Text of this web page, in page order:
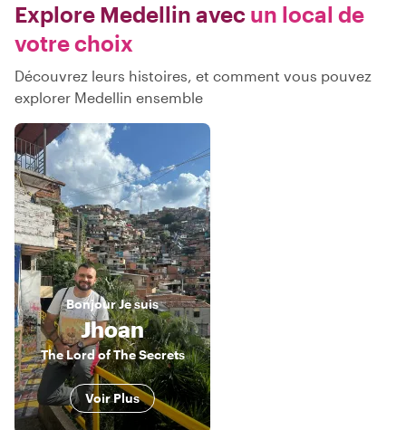
Explore Medellin avec un local de
votre choix
Découvrez leurs histoires, et comment vous pouvez
explorer Medellin ensemble
BonjourJe suis
Jhoan
The Lord of The Secrets
Voir Plus